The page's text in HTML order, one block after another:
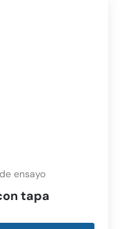
ensayo
tapa